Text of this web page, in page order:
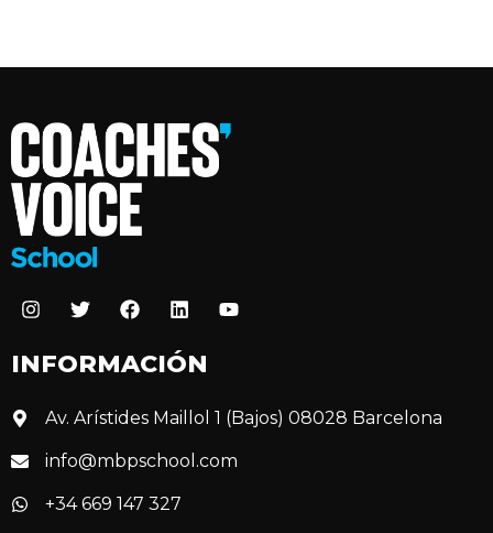
INFORMACIÓN
Av. Arístides Maillol 1 (Bajos) 08028 Barcelona
info@mbpschool.com
+34 669 147 327